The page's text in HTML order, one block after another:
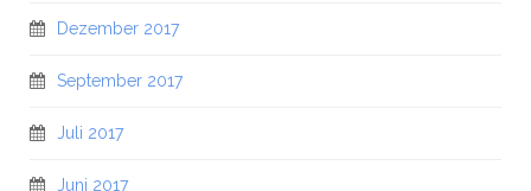
Dezember 2017
September 2017
Juli 2017
Juni 2017